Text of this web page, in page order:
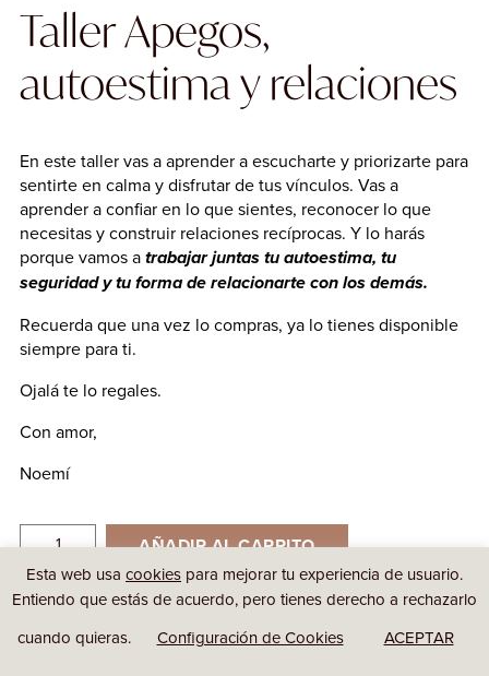
Taller Apegos,
autoestima y relaciones
En este taller vas a aprender a escucharte y priorizarte para
sentirte en calma y disfrutar de tus vínculos. Vas a
aprender a confiar en lo que sientes, reconocer lo que
necesitas y construir relaciones recíprocas. Y lo harás
porque vamos a trabajar juntas tu autoestima, tu
seguridad y tu forma de relacionarte con los demás.
Recuerda que una vez lo compras, ya lo tienes disponible
siempre para ti.
Ojalá te lo regales.
Con amor,
Noemí
AÑADIR AL CARRITO
Esta web usa cookies para mejorar tu experiencia de usuario.
Entiendo que estás de acuerdo, pero tienes derecho a rechazarlo
cuando quieras.
Configuración de Cookies ACEPTAR